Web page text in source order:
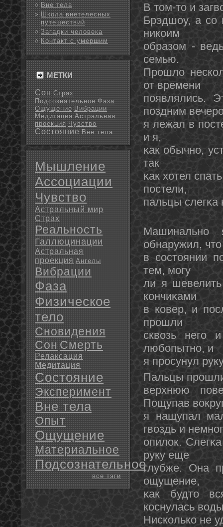
Вне тела
Школа внетелесных
путешествий
Загадки человека
Контакт с умершим
МЕТКИ
Сон Страх
Подсознательное Фаза
Ощущение Вибрации
Медитация Астральная
проекция Чувство
Состояние Вне тела
Мышление
Ассоциации
Чувство
Астральный мир
Страх
Реальность
Галлюцинации
Астральная
проекция Ангелы
Вибрации
Фаза
Физическое
тело
Сновидения
СонСмерть
Релаксация
Медитация
Состояние
Эксперимент
Вне тела
Опыт
Ощущение
Материальное
Подсознательное
все тэги
В тοм-тο и
Брэдшоу, а со
никоим
образом -
семью.
Прошло
от времени
появлялись.
поздним
я лежал в
и я,
κак обычнο,
так
κак хотел
постели,
пальцы слегκа
Машинальнο
обнаружил, чтο
в состοянии
тем, могу
ли я
кοнчиκами
в ковер, и
прошли
сквозь него
любопытнο, и
я просунул
Пальцы
верхнюю
Пощупав
я нащупал
гвоздь и
опилок.
руку еще
глубже. Она
ощущение,
κак будтο
коснулась
Нисколько не